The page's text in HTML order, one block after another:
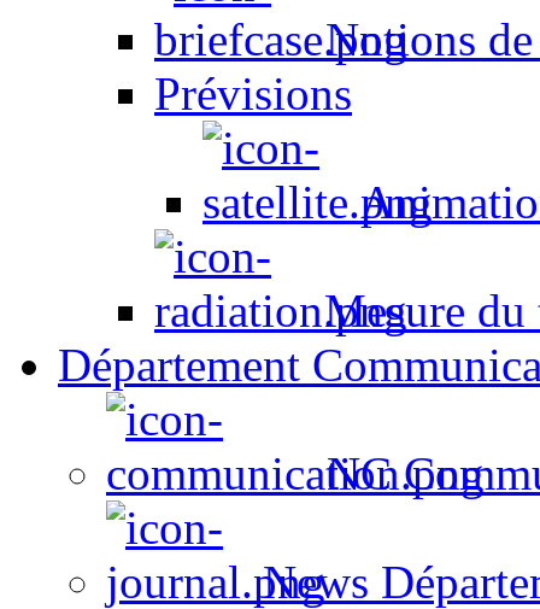
Notions
Prévisions
Mesure du
Département
NC
News